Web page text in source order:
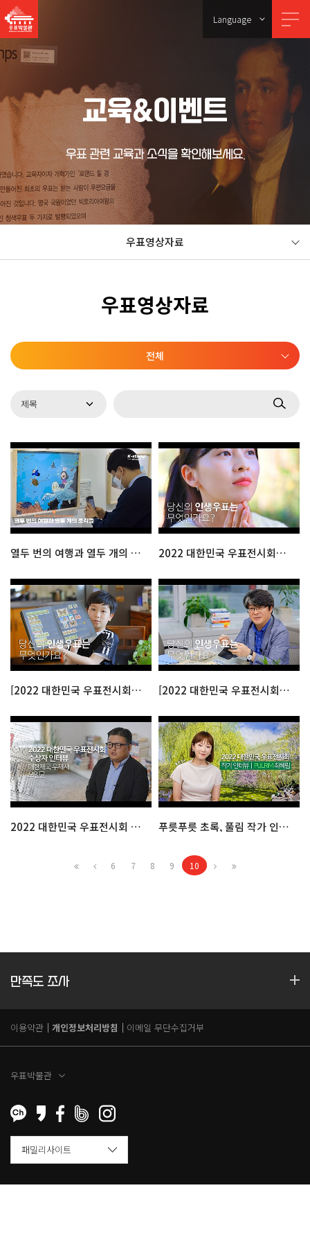
Language
교육&이벤트
우표 관련 교육과 소식을 확인해보세요.
우표영상자료
우표영상자료
전체
열두 번의 여행과 열두 개의 조각들 2022 대한민국 우표전시회로 소풍오세요 : 공식 홍보영상
[2022 대한민국 우표전시회] 인생우표찾기 ep.1 [2022 대한민국 우표전시회] 인생우표찾기 ep.2
2022 대한민국 우표전시회 국무총리상 인터뷰 푸릇푸릇 초록, 풀림 작가 인터뷰
6 7 8 9 10
만족도 조사
이용약관 개인정보처리방침 이메일 무단수집거부
우표박물관